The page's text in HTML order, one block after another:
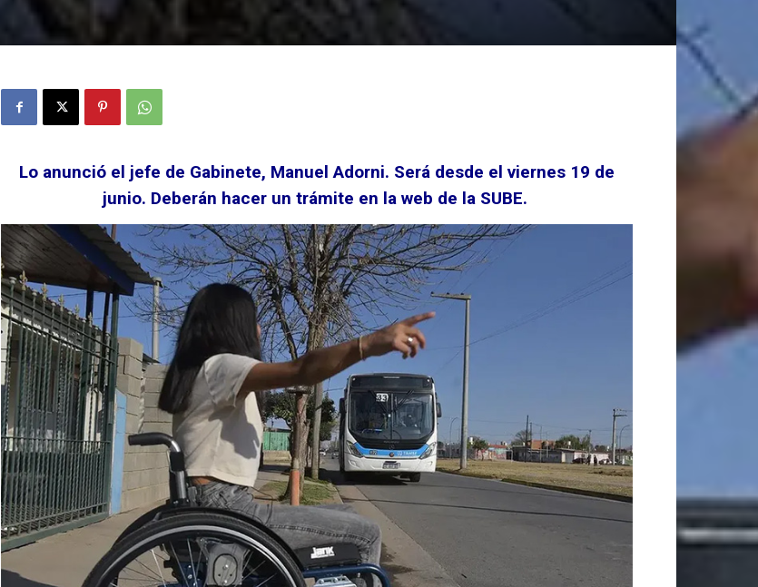
Lo anunció el jefe de Gabinete, Manuel Adorni. Será desde el viernes 19 de
junio. Deberán hacer un trámite en la web de la SUBE.